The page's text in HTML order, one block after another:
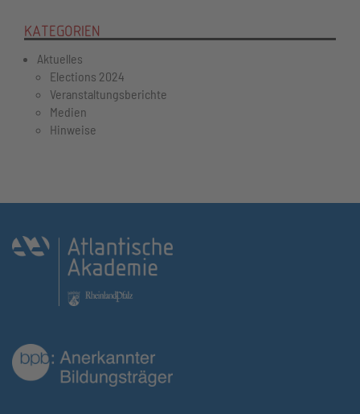
KATEGORIEN
Aktuelles
Elections 2024
Veranstaltungsberichte
Medien
Hinweise